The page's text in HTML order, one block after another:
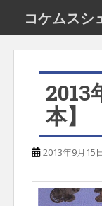
k
コケムスシ
2013
本】
2013年9月15